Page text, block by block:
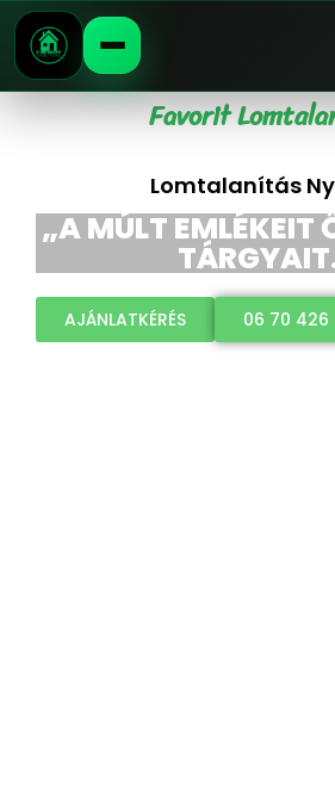
Favorit
Lomtalanítás
„A MÚLT EMLÉKEIT
AJÁNLATKÉRÉS 06 70 426